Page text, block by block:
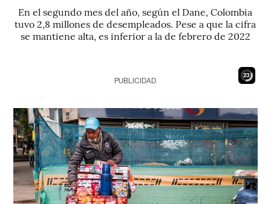
En el segundo mes del año, según el Dane, Colombia
tuvo 2,8 millones de desempleados. Pese a que la cifra
se mantiene alta, es inferior a la de febrero de 2022
22
PUBLICIDAD